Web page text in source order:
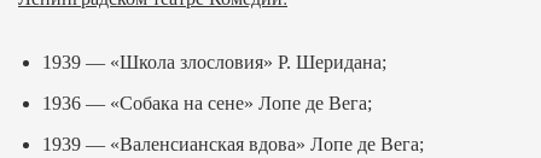
1939 — «Школа злословия» Р. Шеридана;
1936 — «Собака на сене» Лопе де Вега;
1939 — «Валенсианская вдова» Лопе де Вега;